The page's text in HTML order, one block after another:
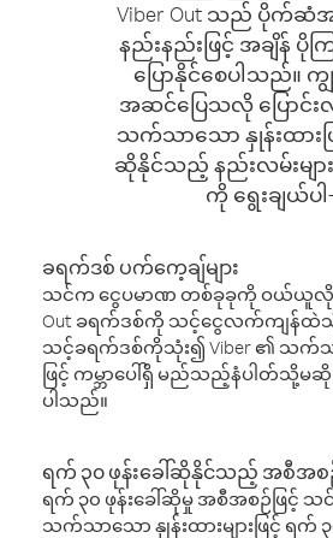
Viber Out သည် ပိုက်
နည်းနည်းဖြင့် အချိန် ပိုက
ပြောနိုင်စေပါသည်။
အဆင်ပြေသလို ပြောင်း
သက်သာသော နှုန်းထားဖြ
ဆိုနိုင်သည့် နည်းလမ်းမျ
ကို ရွေးချယ်ပါ-
ခရက်ဒစ် ပက်ကေ့ချ်များ
သင်က ငွေပမာဏ တစ်ခုခုကို ဝယ်ယူလို
Out ခရက်ဒစ်ကို သင့်ငွေလက်ကျန်ထဲ
သင့်ခရက်ဒစ်ကိုသုံး၍ Viber ၏ သက်သာ
ဖြင့် ကမ္ဘာပေါ်ရှိ မည်သည့်နံပါတ်သို့မဆို
ပါသည်။
ရက် ၃၀ ဖုန်းခေါ်ဆိုနိုင်သည့် အစီအစဉ်
ရက် ၃၀ ဖုန်းခေါ်ဆိုမှု အစီအစဉ်ဖြင့်
သက်သာသော နှုန်းထားများဖြင့် ရက်